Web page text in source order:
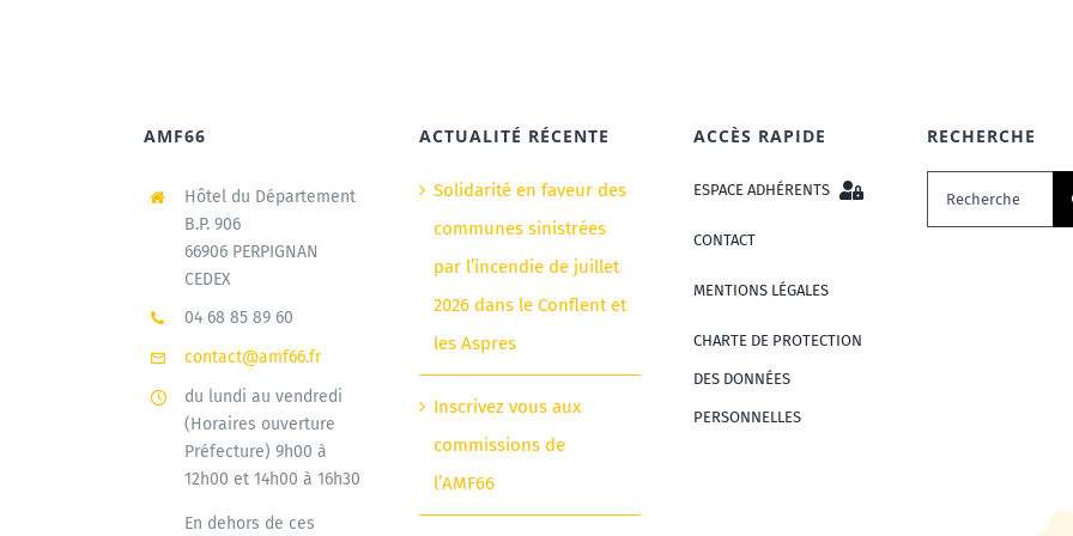
AMF66
Hôtel du Département
B.P. 906
66906 PERPIGNAN
CEDEX
04 68 85 89 60
contact@amf66.fr
du lundi au vendredi
(Horaires ouverture
Préfecture) 9h00 à
12h00 et 14h00 à 16h30
En dehors de ces
ACTUALITÉ RÉCENTE
Solidarité en faveur des
communes sinistrées
par l’incendie de juillet
2026 dans le Conflent et
les Aspres
Inscrivez vous aux
commissions de
l’AMF66
ACCÈS RAPIDE
ESPACE ADHÉRENTS
CONTACT
MENTIONS LÉGALES
CHARTE DE PROTECTION
DES DONNÉES
PERSONNELLES
RECHERCHE
Rechercher: